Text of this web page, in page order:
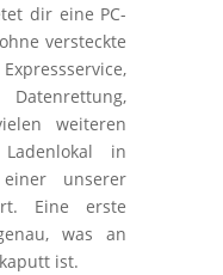
dir eine PC-
versteckte
weiteren
in
unserer
Eine erste
was an
ist.